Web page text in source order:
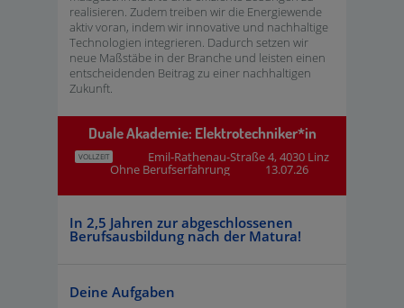
realisieren. Zudem treiben wir die Energiewende
aktiv voran, indem wir innovative und nachhaltige
Technologien integrieren. Dadurch setzen wir
neue Maßstäbe in der Branche und leisten einen
entscheidenden Beitrag zu einer nachhaltigen
Zukunft.
Duale Akademie: Elektrotechniker*in
VOLLZEIT Emil-Rathenau-Straße 4, 4030 Linz
Ohne Berufserfahrung 13.07.26
In 2,5 Jahren zur abgeschlossenen
Berufsausbildung nach der Matura!
Deine Aufgaben